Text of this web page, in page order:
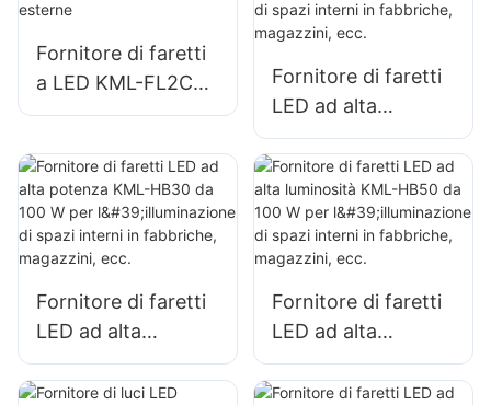
grandi insegne
Fornitore di faretti
a LED KML-FL2C
da 150 W per
pareti e aree
esterne
Fornitore di faretti
LED ad alta
luminosità KML-
HB40 da 100 W per
l'illuminazione di
spazi interni in
fabbriche,
Fornitore di faretti
LED ad alta
potenza KML-HB30
da 100 W per
Fornitore di faretti
LED ad alta
luminosità KML-
HB50 da 100 W per